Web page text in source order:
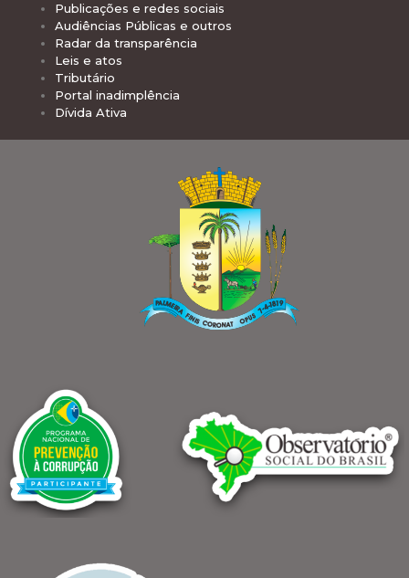
Publicações e redes sociais
Audiências Públicas e outros
Radar da transparência
Leis e atos
Tributário
Portal inadimplência
Dívida Ativa